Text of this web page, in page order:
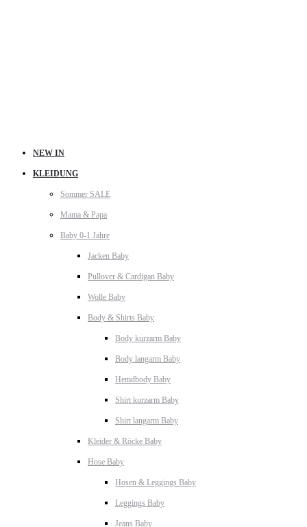
NEW IN
KLEIDUNG
Sommer SALE
Mama & Papa
Baby 0-1 Jahre
Jacken Baby
Pullover & Cardigan Baby
Wolle Baby
Body & Shirts Baby
Body kurzarm Baby
Body langarm Baby
Hemdbody Baby
Shirt kurzarm Baby
Shirt langarm Baby
Kleider & Röcke Baby
Hose Baby
Hosen & Leggings Baby
Leggings Baby
Jeans Baby